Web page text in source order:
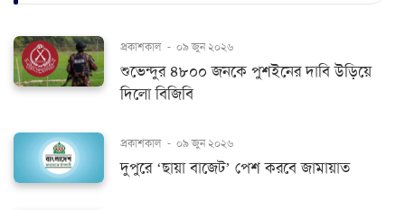
প্রকাশকাল - ০৯ জুন ২০২৬
শুভেন্দুর ৪৮০০ জনকে পুশইনের দাবি উড়িয়ে
দিলো বিজিবি
প্রকাশকাল - ০৯ জুন ২০২৬
দুপুরে ‘ছায়া বাজেট’ পেশ করবে জামায়াত